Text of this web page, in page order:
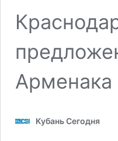
Арменака
Кубань Сегодня